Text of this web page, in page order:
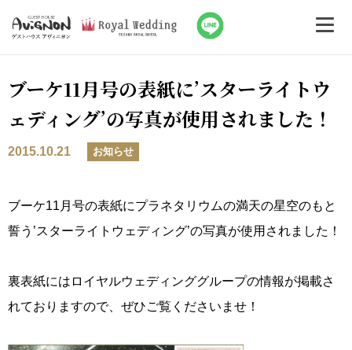
ブーケ11月号の表紙に’スターライトウ
ェディング’の写真が使用されました！
2015.10.21 お知らせ
ブーケ11月号の表紙にプラネタリウムの満天の星空のもと
誓う’スターライトウェディング’の写真が使用されました！
裏表紙にはロイヤルウェディンググループの情報が掲載さ
れておりますので、ぜひご覧くださいませ！